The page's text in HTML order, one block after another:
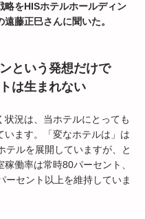
略をHISホテルホールディン
藤正巳さんに聞いた。
という発想だけで
は生まれない
状況は、当ホテルにとっても
います。「変なホテルは」は
テルを展開していますが、と
稼働率は常時80パーセント、
ーセント以上を維持していま